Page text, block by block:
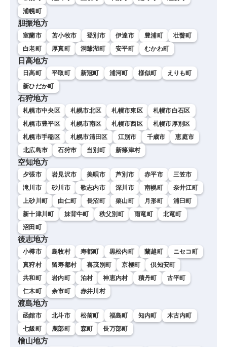
浦幌町
胆振地方
室蘭市 苫小牧市 登別市 伊達市 豊浦町
壮瞥町
白老町
厚真町 洞爺湖町 安平町 むかわ町
日高地方
日高町 平取町 新冠町 浦河町 様似町
えりも町
新ひだか町
石狩地方
札幌市中央区 札幌市北区 札幌市東区
札幌市白石区
札幌市豊平区
札幌市南区 札幌市西区
札幌市厚別区
札幌市手稲区
札幌市清田区 江別市 千歳市
恵庭市
北広島市
石狩市 当別町 新篠津村
空知地方
夕張市 岩見沢市 美唄市 芦別市 赤平市
三笠市
滝川市
砂川市 歌志内市 深川市 南幌町
奈井江町
上砂川町
由仁町 長沼町 栗山町 月形町
浦臼町
新十津川町
妹背牛町 秩父別町 雨竜町
北竜町
沼田町
後志地方
小樽市 島牧村 寿都町 黒松内町 蘭越町
ニセコ町
真狩村
留寿都村 喜茂別町 京極町
倶知安町
共和町
岩内町 泊村 神恵内村 積丹町
古平町
仁木町
余市町 赤井川村
渡島地方
函館市 北斗市 松前町 福島町 知内町
木古内町
七飯町
鹿部町 森町 長万部町
檜山地方